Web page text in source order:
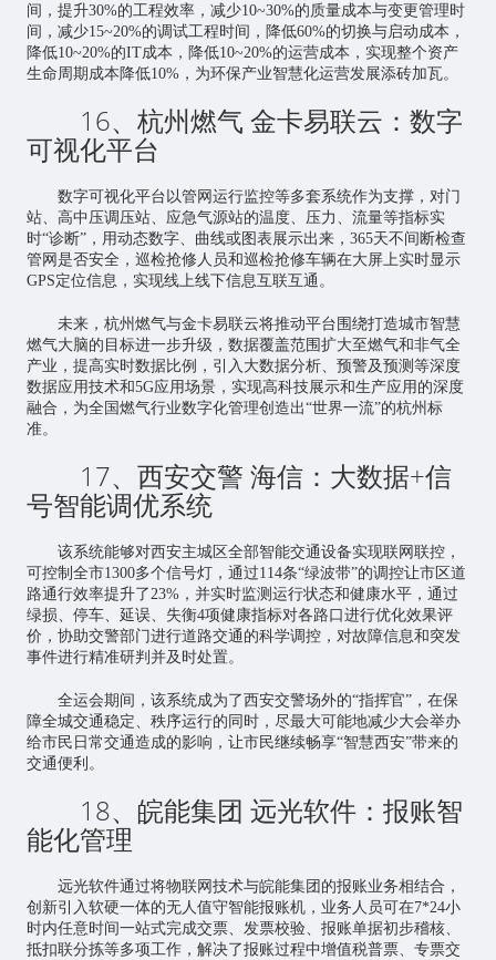
间，提升30%的工程效率，减少10~30%的质量成本与变更管理时
间，减少15~20%的调试工程时间，降低60%的切换与启动成本，
降低10~20%的IT成本，降低10~20%的运营成本，实现整个资产
生命周期成本降低10%，为环保产业智慧化运营发展添砖加瓦。
16、杭州燃气 金卡易联云：数字
可视化平台
数字可视化平台以管网运行监控等多套系统作为支撑，对门
站、高中压调压站、应急气源站的温度、压力、流量等指标实
时“诊断”，用动态数字、曲线或图表展示出来，365天不间断检查
管网是否安全，巡检抢修人员和巡检抢修车辆在大屏上实时显示
GPS定位信息，实现线上线下信息互联互通。
未来，杭州燃气与金卡易联云将推动平台围绕打造城市智慧
燃气大脑的目标进一步升级，数据覆盖范围扩大至燃气和非气全
产业，提高实时数据比例，引入大数据分析、预警及预测等深度
数据应用技术和5G应用场景，实现高科技展示和生产应用的深度
融合，为全国燃气行业数字化管理创造出“世界一流”的杭州标
准。
17、西安交警 海信：大数据+信
号智能调优系统
该系统能够对西安主城区全部智能交通设备实现联网联控，
可控制全市1300多个信号灯，通过114条“绿波带”的调控让市区道
路通行效率提升了23%，并实时监测运行状态和健康水平，通过
绿损、停车、延误、失衡4项健康指标对各路口进行优化效果评
价，协助交警部门进行道路交通的科学调控，对故障信息和突发
事件进行精准研判并及时处置。
全运会期间，该系统成为了西安交警场外的“指挥官”，在保
障全城交通稳定、秩序运行的同时，尽最大可能地减少大会举办
给市民日常交通造成的影响，让市民继续畅享“智慧西安”带来的
交通便利。
18、皖能集团 远光软件：报账智
能化管理
远光软件通过将物联网技术与皖能集团的报账业务相结合，
创新引入软硬一体的无人值守智能报账机，业务人员可在7*24小
时内任意时间一站式完成交票、发票校验、报账单据初步稽核、
抵扣联分拣等多项工作，解决了报账过程中增值税普票、专票交